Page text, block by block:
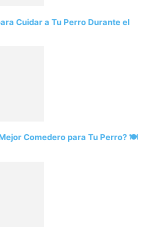
Cuidar a Tu Perro Durante el
Comedero para Tu Perro? 🍽️